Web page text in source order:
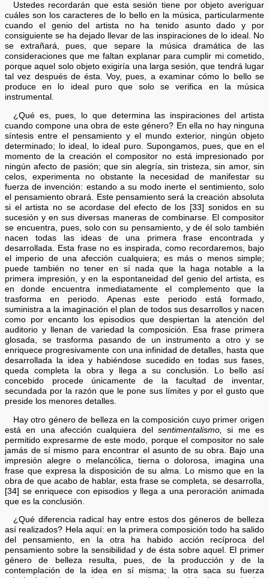
Ustedes recordarán que esta sesión tiene por objeto averiguar
cuáles son los caracteres de lo bello en la música, particularmente
cuando el genio del artista no ha tenido asunto dado y por
consiguiente se ha dejado llevar de las inspiraciones de lo ideal. No
se extrañará, pues, que separe la música dramática de las
consideraciones que me faltan explanar para cumplir mi cometido,
porque aquel solo objeto exigiría una larga sesión, que tendrá lugar
tal vez después de ésta. Voy, pues, a examinar cómo lo bello se
produce en lo ideal puro que solo se verifica en la música
instrumental.
¿Qué es, pues, lo que determina las inspiraciones del artista
cuando compone una obra de este género? En ella no hay ninguna
síntesis entre el pensamiento y el mundo exterior, ningún objeto
determinado; lo ideal, lo ideal puro. Supongamos, pues, que en el
momento de la creación el compositor no está impresionado por
ningún afecto de pasión; que sin alegría, sin tristeza, sin amor, sin
celos, experimenta no obstante la necesidad de manifestar su
fuerza de invención: estando a su modo inerte el sentimiento, solo
el pensamiento obrará. Este pensamiento será la creación absoluta
si el artista no se acordase del efecto de los [33] sonidos en su
sucesión y en sus diversas maneras de combinarse. El compositor
se encuentra, pues, solo con su pensamiento, y de él solo también
nacen todas las ideas de una primera frase encontrada y
desarrollada. Esta frase no es inspirada, como recordaremos, bajo
el imperio de una afección cualquiera; es más o menos simple;
puede también no tener en sí nada que la haga notable a la
primera impresión, y en la espontaneidad del genio del artista, es
en donde encuentra inmediatamente el complemento que la
trasforma en periodo. Apenas este periodo está formado,
suministra a la imaginación el plan de todos sus desarrollos y nacen
como por encanto los episodios que despiertan la atención del
auditorio y llenan de variedad la composición. Esa frase primera
glosada, se trasforma pasando de un instrumento a otro y se
enriquece progresivamente con una infinidad de detalles, hasta que
desarrollada la idea y habiéndose sucedido en todas sus fases,
queda completa la obra y llega a su conclusión. Lo bello así
concebido procede únicamente de la facultad de inventar,
secundada por la razón que le pone sus límites y por el gusto que
preside los menores detalles.
Hay otro género de belleza en la composición cuyo primer origen
está en una afección cualquiera del sentimentalismo,
si me es
permitido expresarme de este modo, porque el compositor no sale
jamás de sí mismo para encontrar el asunto de su obra. Bajo una
impresión alegre o melancólica, tierna o dolorosa, imagina una
frase que expresa la disposición de su alma. Lo mismo que en la
obra de que acabo de hablar, esta frase se completa, se desarrolla,
[34] se enriquece con episodios y llega a una peroración animada
que es la conclusión.
¿Qué diferencia radical hay entre estos dos géneros de belleza
así realizados? Hela aquí: en la primera composición todo ha salido
del pensamiento, en la otra ha habido acción recíproca del
pensamiento sobre la sensibilidad y de ésta sobre aquel. El primer
género de belleza resulta, pues, de la producción y de la
contemplación de la idea en sí misma; la otra saca su fuerza